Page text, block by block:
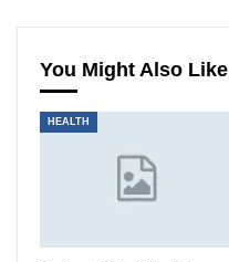
You Might Also Like
HEALTH